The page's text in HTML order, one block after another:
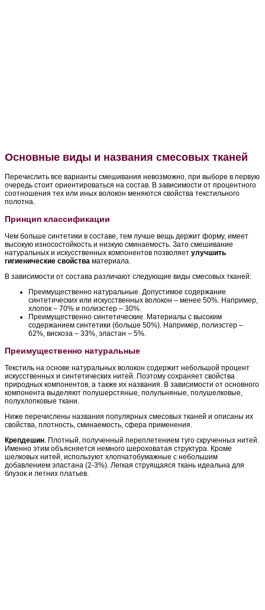
Основные виды и названия смесовых тканей
Перечислить все варианты смешивания невозможно, при выборе в первую
очередь стоит ориентироваться на состав. В зависимости от процентного
соотношения тех или иных волокон меняются свойства текстильного
полотна.
Принцип классификации
Чем больше синтетики в составе, тем лучше вещь держит форму, имеет
высокую износостойкость и низкую сминаемость. Зато смешивание
натуральных и искусственных компонентов позволяет улучшить
гигиенические свойства материала.
В зависимости от состава различают следующие виды смесовых тканей:
Преимущественно натуральные. Допустимое содержание
синтетических или искусственных волокон – менее 50%. Например,
хлопок – 70% и полиэстер – 30%.
Преимущественно синтетические. Материалы с высоким
содержанием синтетики (больше 50%). Например, полиэстер –
62%, вискоза – 33%, эластан – 5%.
Преимущественно натуральные
Текстиль на основе натуральных волокон содержит небольшой процент
искусственных и синтетических нитей. Поэтому сохраняет свойства
природных компонентов, а также их названия. В зависимости от основного
компонента выделяют полушерстяные, полульняные, полушелковые,
полухлопковые ткани.
Ниже перечислены названия популярных смесовых тканей и описаны их
свойства, плотность, сминаемость, сфера применения.
Крепдешин. Плотный, полученный переплетением туго скрученных нитей.
Именно этим объясняется немного шероховатая структура. Кроме
шелковых нитей, используют хлопчатобумажные с небольшим
добавлением эластана (2-3%). Легкая струящаяся ткань идеальна для
блузок и летних платьев.